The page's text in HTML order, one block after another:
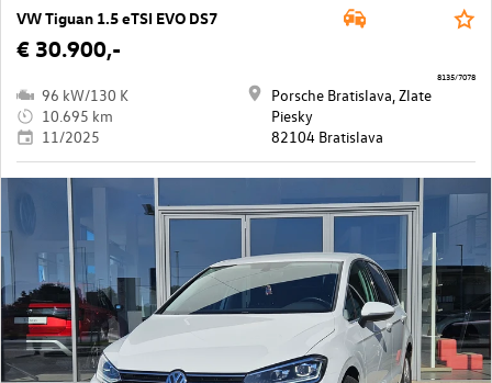
VW Tiguan 1.5 eTSI EVO DS7
€ 30.900,-
96 kW/130 K
10.695 km
11/2025
Porsche Bratislava, Zlate
Piesky
82104 Bratislava
8135/7078